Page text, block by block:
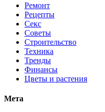
Ремонт
Рецепты
Секс
Советы
Строительство
Техника
Тренды
Финансы
Цветы и растения
Мета